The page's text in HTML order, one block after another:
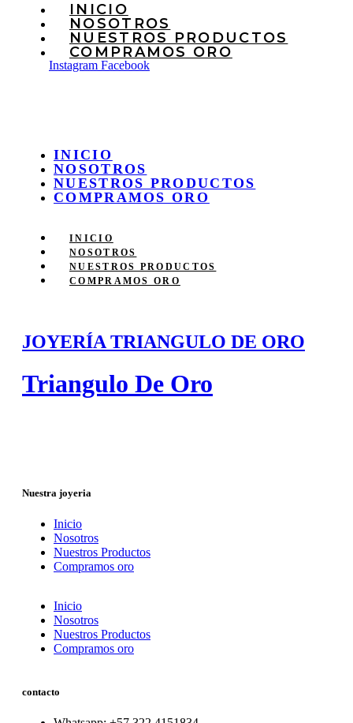
INICIO
NOSOTROS
NUESTROS PRODUCTOS
COMPRAMOS ORO
Instagram Facebook
INICIO
NOSOTROS
NUESTROS PRODUCTOS
COMPRAMOS ORO
INICIO
NOSOTROS
NUESTROS PRODUCTOS
COMPRAMOS ORO
JOYERÍA TRIANGULO DE ORO
Triangulo De Oro
Nuestra joyeria
Inicio
Nosotros
Nuestros Productos
Compramos oro
Inicio
Nosotros
Nuestros Productos
Compramos oro
contacto